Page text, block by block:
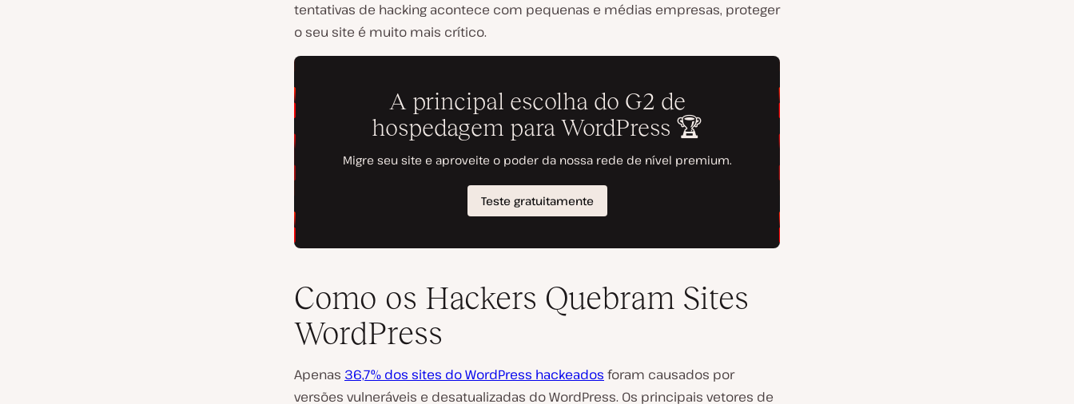
tentativas de hacking acontece com pequenas e médias empresas, proteger
o seu site é muito mais crítico.
Como os Hackers Quebram Sites
WordPress
Apenas 36,7% dos sites do WordPress hackeados foram causados por
versões vulneráveis e desatualizadas do WordPress. Os principais vetores de